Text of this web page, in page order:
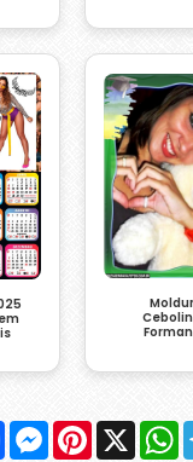
FacebookMessenger
Pinterest
X